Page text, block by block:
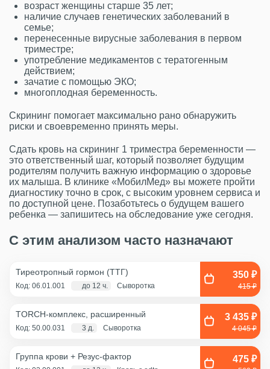
возраст женщины старше 35 лет;
наличие случаев генетических заболеваний в
семье;
перенесенные вирусные заболевания в первом
триместре;
употребление медикаментов с тератогенным
действием;
зачатие с помощью ЭКО;
многоплодная беременность.
Скрининг помогает максимально рано обнаружить
риски и своевременно принять меры.
Сдать кровь на скрининг 1 триместра беременности —
это ответственный шаг, который позволяет будущим
родителям получить важную информацию о здоровье
их малыша. В клинике «МобилМед» вы можете пройти
диагностику точно в срок, с высоким уровнем сервиса и
по доступной цене. Позаботьтесь о будущем вашего
ребенка — запишитесь на обследование уже сегодня.
С этим анализом часто назначают
Тиреотропный гормон (ТТГ)
Код: 06.01.001 до 12 ч. Сыворотка
350 ₽
415 ₽
TORCH-комплекс, расширенный
Код: 50.00.031 3 д. Сыворотка
3 435 ₽
4 045 ₽
Группа крови + Резус-фактор 475 ₽